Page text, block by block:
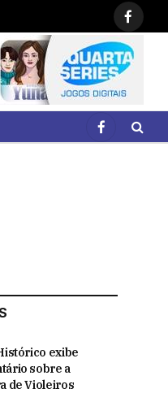
Facebook
exibe
sobre a
de Violeiros